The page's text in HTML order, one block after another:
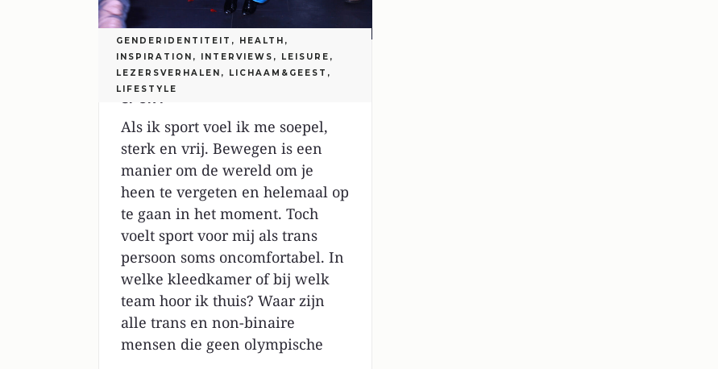
GENDERIDENTITEIT , HEALTH ,
INSPIRATION , INTERVIEWS , LEISURE ,
LEZERSVERHALEN , LICHAAM&GEEST ,
LIFESTYLE
TROTS OP JE LICHAAM DOOR
SPORT
Als ik sport voel ik me soepel,
sterk en vrij. Bewegen is een
manier om de wereld om je
heen te vergeten en helemaal op
te gaan in het moment. Toch
voelt sport voor mij als trans
persoon soms oncomfortabel. In
welke kleedkamer of bij welk
team hoor ik thuis? Waar zijn
alle trans en non-binaire
mensen die geen olympische